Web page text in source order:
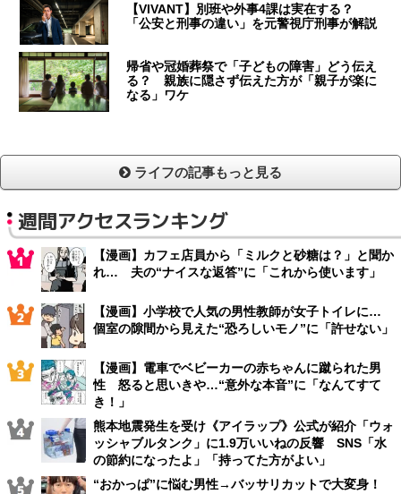
【VIVANT】別班や外事4課は実在する？
「公安と刑事の違い」を元警視庁刑事が解説
帰省や冠婚葬祭で「子どもの障害」どう伝え
る？ 親族に隠さず伝えた方が「親子が楽に
なる」ワケ
ライフの記事もっと見る
週間アクセスランキング
【漫画】カフェ店員から「ミルクと砂糖は？」と聞か
れ… 夫の“ナイスな返答”に「これから使います」
【漫画】小学校で人気の男性教師が女子トイレに…
個室の隙間から見えた“恐ろしいモノ”に「許せない」
【漫画】電車でベビーカーの赤ちゃんに蹴られた男
性 怒ると思いきや…“意外な本音”に「なんてすて
き！」
熊本地震発生を受け《アイラップ》公式が紹介「ウォ
ッシャブルタンク」に1.9万いいねの反響 SNS「水
の節約になったよ」「持ってた方がよい」
“おかっぱ”に悩む男性→バッサリカットで大変身！